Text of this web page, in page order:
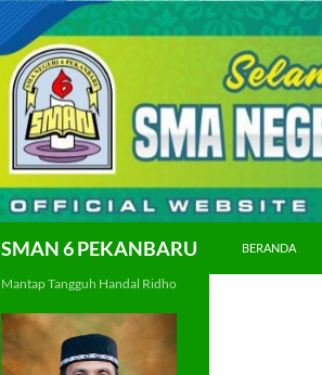
SMAN 6 PEKANBARU BERANDA
Mantap Tangguh Handal Ridho